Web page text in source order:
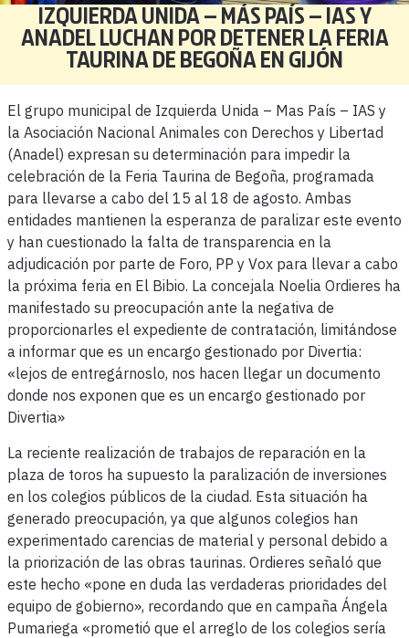
IZQUIERDA UNIDA – MÁS PAÍS – IAS Y
ANADEL LUCHAN POR DETENER LA FERIA
TAURINA DE BEGOÑA EN GIJÓN
El grupo municipal de Izquierda Unida – Mas País – IAS y
la Asociación Nacional Animales con Derechos y Libertad
(Anadel) expresan su determinación para impedir la
celebración de la Feria Taurina de Begoña, programada
para llevarse a cabo del 15 al 18 de agosto. Ambas
entidades mantienen la esperanza de paralizar este evento
y han cuestionado la falta de transparencia en la
adjudicación por parte de Foro, PP y Vox para llevar a cabo
la próxima feria en El Bibio. La concejala Noelia Ordieres ha
manifestado su preocupación ante la negativa de
proporcionarles el expediente de contratación, limitándose
a informar que es un encargo gestionado por Divertia:
«lejos de entregárnoslo, nos hacen llegar un documento
donde nos exponen que es un encargo gestionado por
Divertia»
La reciente realización de trabajos de reparación en la
plaza de toros ha supuesto la paralización de inversiones
en los colegios públicos de la ciudad. Esta situación ha
generado preocupación, ya que algunos colegios han
experimentado carencias de material y personal debido a
la priorización de las obras taurinas. Ordieres señaló que
este hecho «pone en duda las verdaderas prioridades del
equipo de gobierno», recordando que en campaña Ángela
Pumariega «prometió que el arreglo de los colegios sería